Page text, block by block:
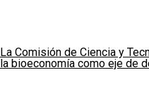
La Comisión de Ciencia y
la bioeconomía como eje de